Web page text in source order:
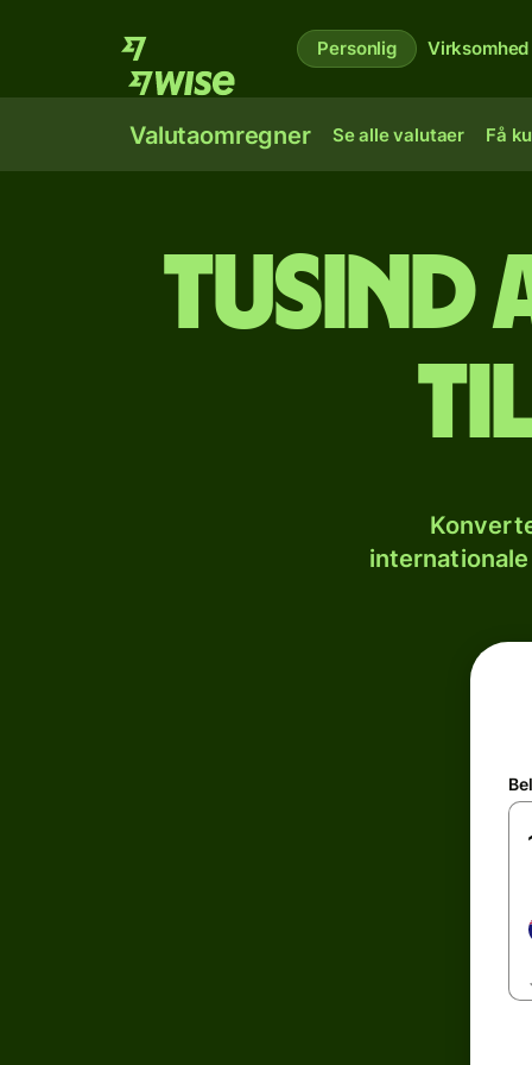
Personlig Virksomhed
Valutaomregner Se alle valutaer Få
tusind
til